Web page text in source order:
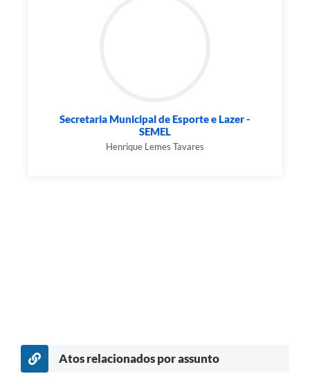
Secretaria Municipal de Esporte e Lazer -
SEMEL
Henrique Lemes Tavares
Atos relacionados por assunto